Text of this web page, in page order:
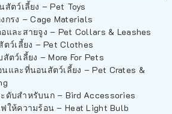
สัตว์เลี้ยง – Pet Toys
กรง – Cage Materials
และสายจูง – Pet Collars & Leashes
ตว์เลี้ยง – Pet Clothes
ตว์เลี้ยง – More For Pets
และที่นอนสัตว์เลี้ยง – Pet Crates &
ดับสำหรับนก – Bird Accessories
ให้ความร้อน – Heat Light Bulb